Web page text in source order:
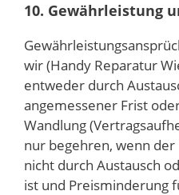
10. Gewährleistung
wir (Handy Reparatur
entweder durch
angemessener Frist
Wandlung
nur begehren, wenn
nicht durch Austausch
ist und Preisminderung